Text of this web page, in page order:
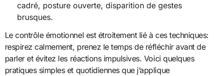
cadré, posture ouverte, disparition de gestes
brusques.
Le contrôle émotionnel est étroitement lié à ces techniques:
respirez calmement, prenez le temps de réfléchir avant de
parler et évitez les réactions impulsives. Voici quelques
pratiques simples et quotidiennes que j’applique